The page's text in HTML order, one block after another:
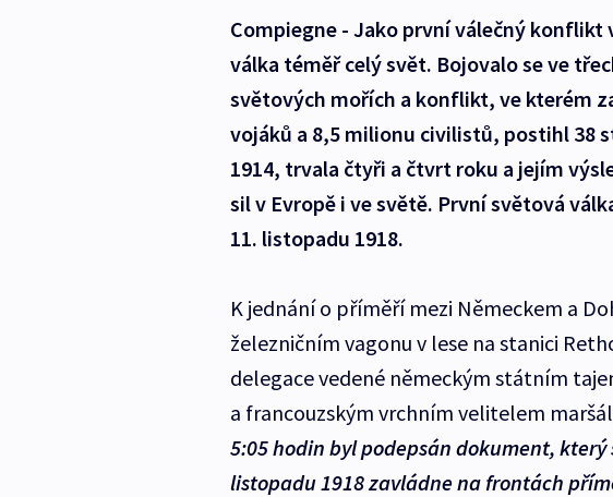
Compiegne - Jako první válečný konflikt
válka téměř celý svět. Bojovalo se ve
světových mořích a konflikt, ve kterém
vojáků a 8,5 milionu civilistů, postihl 38
1914, trvala čtyři a čtvrt roku a jejím
sil v Evropě i ve světě. První světová
11. listopadu 1918.
K jednání o příměří mezi Německem a
železničním vagonu v lese na stanici
delegace vedené německým státním
a francouzským vrchním velitelem
5:05 hodin byl podepsán dokument, který
listopadu 1918 zavládne na frontách